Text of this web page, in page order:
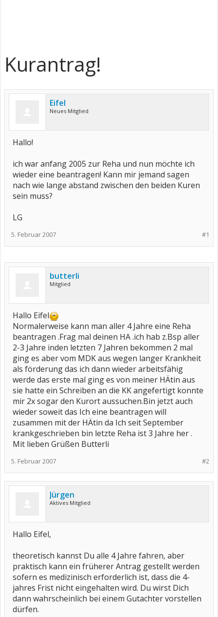
Kurantrag!
Eifel
Neues Mitglied
Hallo!
ich war anfang 2005 zur Reha und nun möchte ich
wieder eine beantragen! Kann mir jemand sagen
nach wie lange abstand zwischen den beiden Kuren
sein muss?
LG
#1
5. Februar 2007
butterli
Mitglied
Hallo Eifel
Normalerweise kann man aller 4 Jahre eine Reha
beantragen .Frag mal deinen HA .ich hab z.Bsp aller
2-3 Jahre inden letzten 7 Jahren bekommen 2 mal
ging es aber vom MDK aus wegen langer Krankheit
als förderung das ich dann wieder arbeitsfähig
werde das erste mal ging es von meiner HÄtin aus
sie hatte ein Schreiben an die KK angefertigt konnte
mir 2x sogar den Kurort aussuchen.Bin jetzt auch
wieder soweit das Ich eine beantragen will
zusammen mit der HÄtin da Ich seit September
krankgeschrieben bin letzte Reha ist 3 Jahre her .
Mit lieben Grüßen Butterli
#2
5. Februar 2007
Jürgen
Aktives Mitglied
Hallo Eifel,
theoretisch kannst Du alle 4 Jahre fahren, aber
praktisch kann ein früherer Antrag gestellt werden
sofern es medizinisch erforderlich ist, dass die 4-
jahres Frist nicht eingehalten wird. Du wirst Dich
dann wahrscheinlich bei einem Gutachter vorstellen
dürfen.